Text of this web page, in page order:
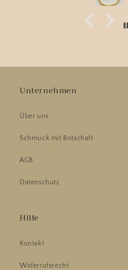
Unternehmen
Über uns
Schmuck mit Botschaft
AGB
Datenschutz
Hilfe
Kontakt
Widerrufsrecht